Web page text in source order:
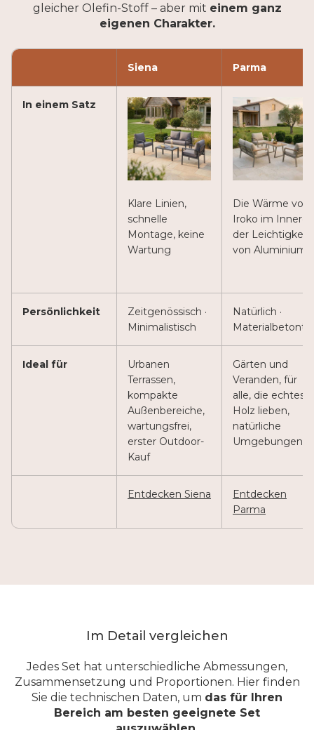
gleicher Olefin-Stoff – aber mit einem ganz
eigenen Charakter.
Siena Parma
In einem Satz
Klare Linien,
schnelle
Montage, keine
Wartung
Die Wärme von
Iroko im Inneren
der Leichtigkeit
von Aluminium
Persönlichkeit
Zeitgenössisch ·
Minimalistisch
Natürlich ·
Materialbetont
Ideal für
Urbanen
Terrassen,
kompakte
Außenbereiche,
wartungsfrei,
erster Outdoor-
Kauf
Gärten und
Veranden, für
alle, die echtes
Holz lieben,
natürliche
Umgebungen
Entdecken Siena
Entdecken
Parma
Im Detail vergleichen
Jedes Set hat unterschiedliche Abmessungen,
Zusammensetzung und Proportionen. Hier finden
Sie die technischen Daten, um das für Ihren
Bereich am besten geeignete Set